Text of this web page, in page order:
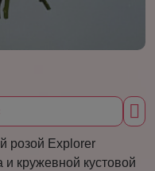
розой Explorer
кружевной кустовой